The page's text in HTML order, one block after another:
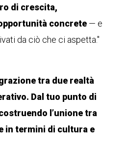
di crescita,
concrete — e
da ciò che ci aspetta."
tra due realtà
Dal tuo punto di
l’unione tra
in termini di cultura e